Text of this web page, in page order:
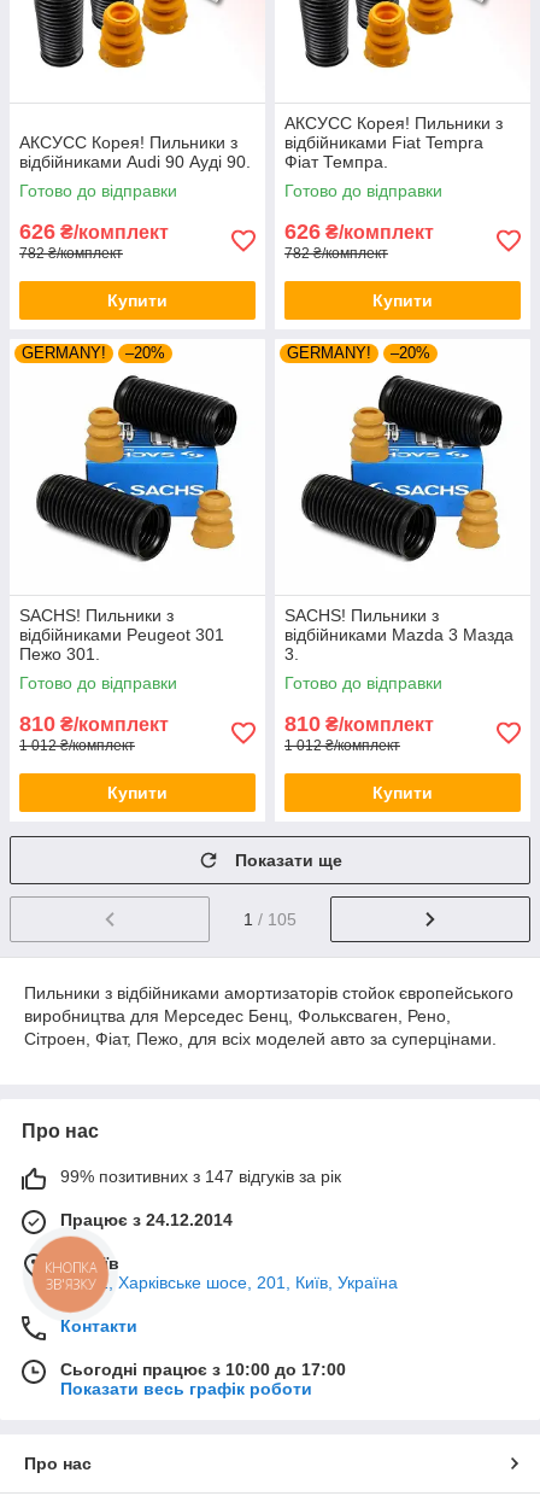
АКСУСС Корея! Пильники з
відбійниками Audi 90 Ауді 90.
Готово до відправки
626 ₴/комплект
782 ₴/комплект
Купити
АКСУСС Корея! Пильники з
відбійниками Fiat Tempra
Фіат Темпра.
Готово до відправки
626 ₴/комплект
782 ₴/комплект
Купити
GERMANY! –20%
SACHS! Пильники з
відбійниками Peugeot 301
Пежо 301.
Готово до відправки
810 ₴/комплект
1 012 ₴/комплект
Купити
GERMANY! –20%
SACHS! Пильники з
відбійниками Mazda 3 Мазда
3.
Готово до відправки
810 ₴/комплект
1 012 ₴/комплект
Купити
Показати ще
1 / 105
Пильники з відбійниками амортизаторів стойок європейського
виробництва для Мерседес Бенц, Фольксваген, Рено,
Сітроен, Фіат, Пежо, для всіх моделей авто за суперцінами.
Про нас
99% позитивних з 147 відгуків за рік
Працює з 24.12.2014
м. Київ
02121, Харківське шосе, 201, Київ, Україна
Контакти
Сьогодні працює з 10:00 до 17:00
Показати весь графік роботи
Про нас
КНОПКА
ЗВ'ЯЗКУ